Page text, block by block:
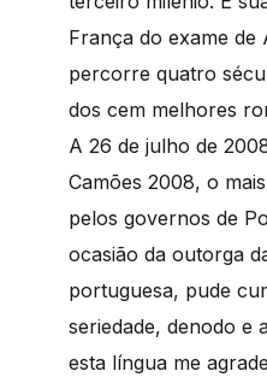
França do exame de
percorre quatro
dos cem melhores
A 26 de julho de
Camões 2008, o
pelos governos de
ocasião da outorga
portuguesa, pude
seriedade, denodo e
esta língua me